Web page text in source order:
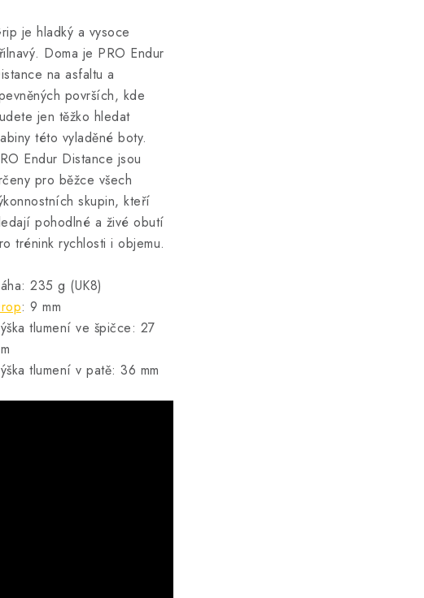
je hladký a vysoce
Doma je PRO Endur
na asfaltu a
površích, kde
jen těžko hledat
této vyladěné boty.
Endur Distance jsou
pro běžce všech
skupin, kteří
pohodlné a živé obutí
trénink rychlosti i objemu.
235 g (UK8)
: 9 mm
tlumení ve špičce: 27
tlumení v patě: 36 mm